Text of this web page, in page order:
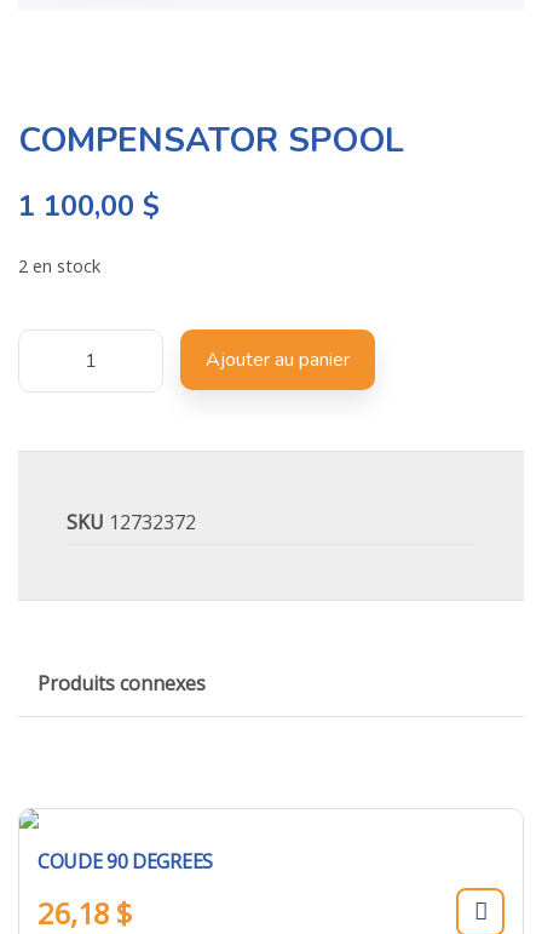
COMPENSATOR SPOOL
1 100,00 $
2 en stock
Ajouter au panier
SKU 12732372
Produits connexes
COUDE 90 DEGREES
26,18 $